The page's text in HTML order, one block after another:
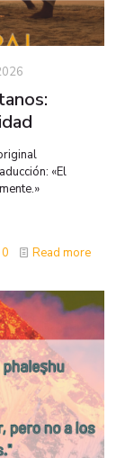
«El
0 Read more